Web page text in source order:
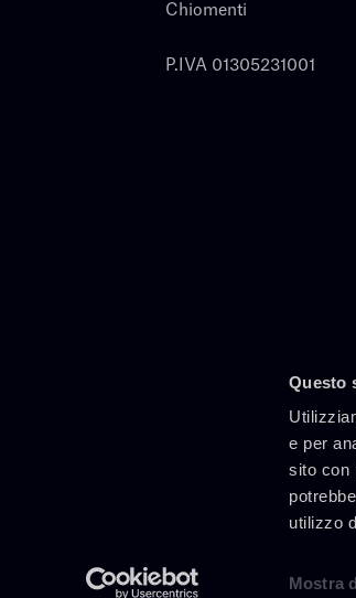
Questo
e per
sito con
utilizzo
Mostra
Chiomenti
P.IVA 01305231001